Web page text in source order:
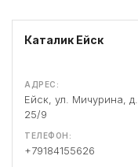
Каталик Ейск
АДРЕС:
Ейск, ул. Мичурина, д.
25/9
ТЕЛЕФОН:
+79184155626